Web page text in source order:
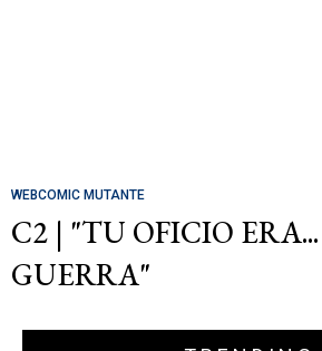
WEBCOMIC MUTANTE
C2 | "TU OFICIO
GUERRA"